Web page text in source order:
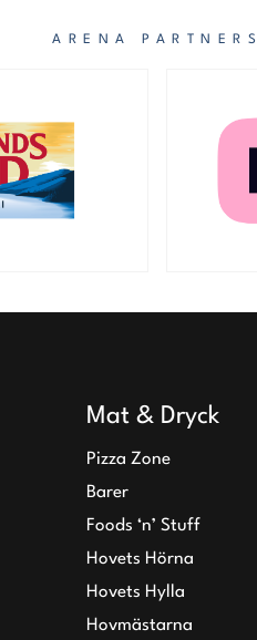
ARENA PARTNERS
Mat & Dryck
Pizza Zone
Barer
Foods ‘n’ Stuff
Hovets Hörna
Hovets Hylla
Hovmästarna